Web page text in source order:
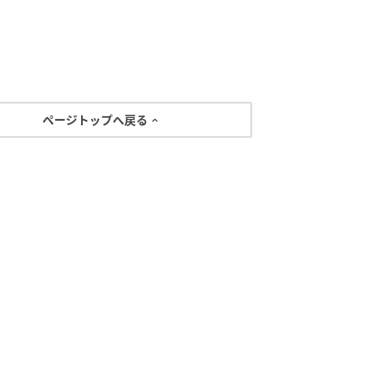
ページトップへ戻る